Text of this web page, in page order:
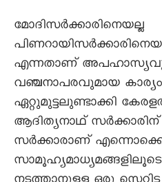
മോദിസർക്കാരിനെയല്ല
എന്നതാണ്
വഞ്ചനാപരവുമായ
ഏറ്റുമുട്ടലുണ്ടാക്കി
ആദിത്യനാഥ്
സർക്കാരാണ്